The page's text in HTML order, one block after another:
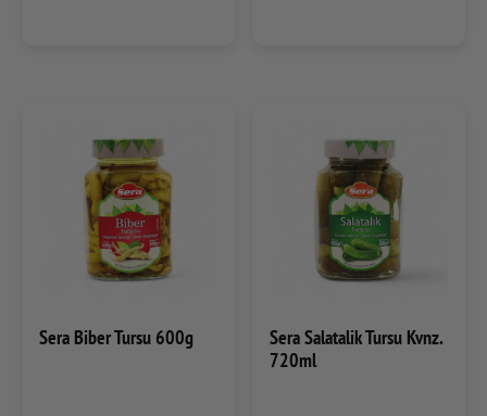
Sera Biber Tursu 600g
Sera Salatalik Tursu Kvnz.
720ml